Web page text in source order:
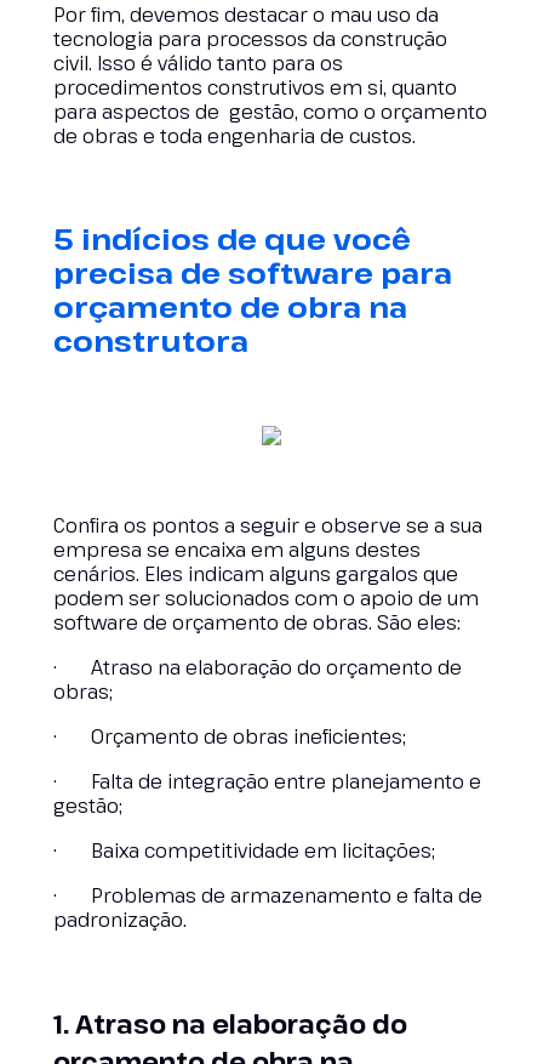
Por fim, devemos destacar o mau uso da
tecnologia para processos da construção
civil. Isso é válido tanto para os
procedimentos construtivos em si, quanto
para aspectos de gestão, como o orçamento
de obras e toda engenharia de custos.
5 indícios de que você
precisa de software para
orçamento de obra na
construtora
Confira os pontos a seguir e observe se a sua
empresa se encaixa em alguns destes
cenários. Eles indicam alguns gargalos que
podem ser solucionados com o apoio de um
software de orçamento de obras. São eles:
· Atraso na elaboração do orçamento de
obras;
· Orçamento de obras ineficientes;
· Falta de integração entre planejamento e
gestão;
· Baixa competitividade em licitações;
· Problemas de armazenamento e falta de
padronização.
1. Atraso na elaboração do